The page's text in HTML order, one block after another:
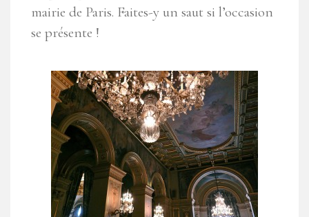
mairie de Paris. Faites-y un saut si l’occasion
se présente !